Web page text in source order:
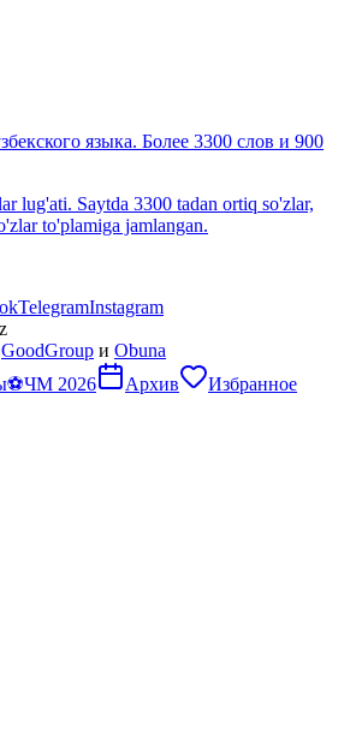
языка. Более 3300 слов и 900
lug'ati. Saytda 3300 tadan ortiq so'zlar,
to'plamiga jamlangan.
TelegramInstagram
GoodGroup и Obuna
⚽ЧМ 2026 Архив Избранное